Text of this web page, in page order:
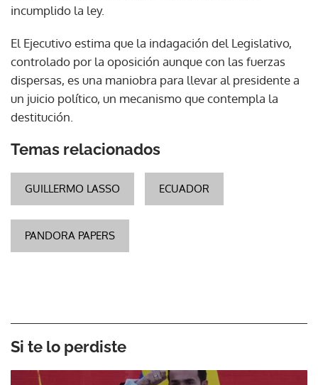
incumplido la ley.
El Ejecutivo estima que la indagación del Legislativo,
controlado por la oposición aunque con las fuerzas
dispersas, es una maniobra para llevar al presidente a
un juicio político, un mecanismo que contempla la
destitución.
Temas relacionados
GUILLERMO LASSO ECUADOR
PANDORA PAPERS
Si te lo perdiste